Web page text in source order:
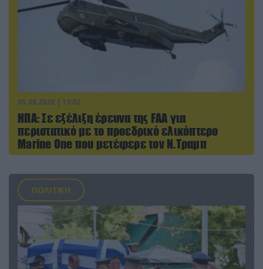
05.08.2026 | 15:02
ΗΠΑ: Σε εξέλιξη έρευνα της FAA για
περιστατικό με το προεδρικό ελικόπτερο
Marine One που μετέφερε τον Ν.Τραμπ
ΠΟΛΙΤΙΚΗ